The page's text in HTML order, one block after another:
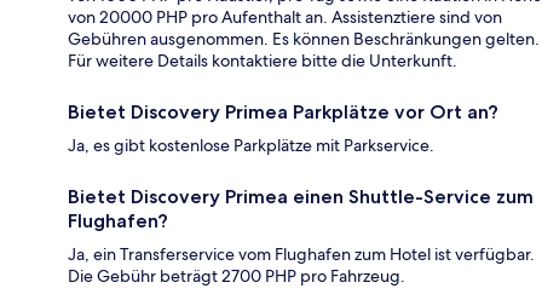
von 20000 PHP pro Aufenthalt an. Assistenztiere sind von
Gebühren ausgenommen. Es können Beschränkungen gelten.
Für weitere Details kontaktiere bitte die Unterkunft.
Bietet Discovery Primea Parkplätze vor Ort an?
Ja, es gibt kostenlose Parkplätze mit Parkservice.
Bietet Discovery Primea einen Shuttle-Service zum
Flughafen?
Ja, ein Transferservice vom Flughafen zum Hotel ist verfügbar.
Die Gebühr beträgt 2700 PHP pro Fahrzeug.